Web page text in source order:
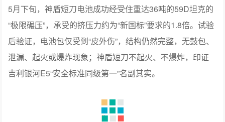
5月下旬，神盾短刀电池成功经受住重达36吨的59D坦克的
“极限碾压”，承受的挤压力约为“新国标”要求的1.8倍。试验
后验证，电池包仅受到“皮外伤”，结构仍然完整，无鼓包、
泄漏、起火或爆炸现象；神盾短刀不起火、不爆炸，印证
吉利银河E5“安全标准同级第一”名副其实。